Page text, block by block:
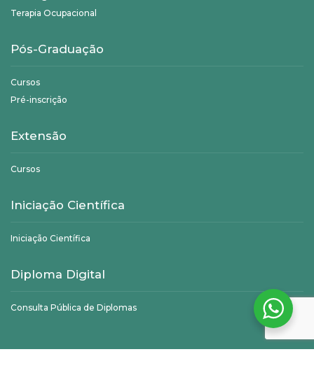
Terapia Ocupacional
Pós-Graduação
Cursos
Pré-inscrição
Extensão
Cursos
Iniciação Científica
Iniciação Científica
Diploma Digital
Consulta Pública de Diplomas